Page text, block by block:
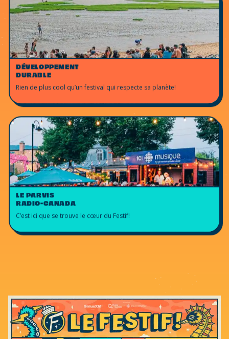
DÉVELOPPEMENT
DURABLE
Rien de plus cool qu’un festival qui respecte sa planète!
LE PARVIS
RADIO-CANADA
C’est ici que se trouve le cœur du Festif!